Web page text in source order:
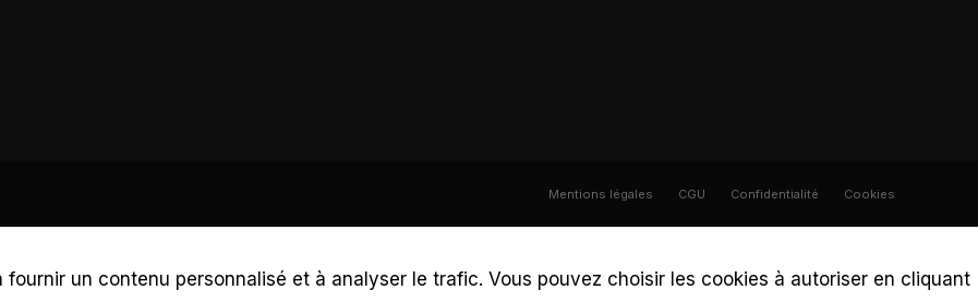
Mentions légales CGU Confidentialité Cookies
un contenu personnalisé et à analyser le trafic. Vous pouvez choisir les cookies à autoriser en cliquant